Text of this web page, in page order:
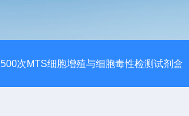
500次MTS细胞增殖与细胞毒性检测试剂盒